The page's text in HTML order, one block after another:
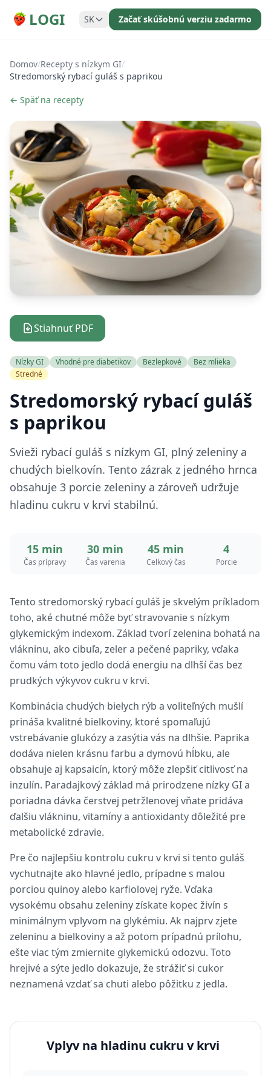
LOGI SK Začať skúšobnú verziu zadarmo
Domov/Recepty s nízkym GI/
Stredomorský rybací guláš s paprikou
← Späť na recepty
Stiahnuť PDF
Nízky GI Vhodné pre diabetikov Bezlepkové
Bez mlieka
Stredné
Stredomorský rybací guláš
s paprikou
Svieži rybací guláš s nízkym GI, plný zeleniny a
chudých bielkovín. Tento zázrak z jedného hrnca
obsahuje 3 porcie zeleniny a zároveň udržuje
hladinu cukru v krvi stabilnú.
15 min
Čas prípravy
30 min
Čas varenia
45 min
Celkový čas
4
Porcie
Tento stredomorský rybací guláš je skvelým príkladom
toho, aké chutné môže byť stravovanie s nízkym
glykemickým indexom. Základ tvorí zelenina bohatá na
vlákninu, ako cibuľa, zeler a pečené papriky, vďaka
čomu vám toto jedlo dodá energiu na dlhší čas bez
prudkých výkyvov cukru v krvi.
Kombinácia chudých bielych rýb a voliteľných mušlí
prináša kvalitné bielkoviny, ktoré spomaľujú
vstrebávanie glukózy a zasýtia vás na dlhšie. Paprika
dodáva nielen krásnu farbu a dymovú hĺbku, ale
obsahuje aj kapsaicín, ktorý môže zlepšiť citlivosť na
inzulín. Paradajkový základ má prirodzene nízky GI a
poriadna dávka čerstvej petržlenovej vňate pridáva
ďalšiu vlákninu, vitamíny a antioxidanty dôležité pre
metabolické zdravie.
Pre čo najlepšiu kontrolu cukru v krvi si tento guláš
vychutnajte ako hlavné jedlo, prípadne s malou
porciou quinoy alebo karfiolovej ryže. Vďaka
vysokému obsahu zeleniny získate kopec živín s
minimálnym vplyvom na glykémiu. Ak najprv zjete
zeleninu a bielkoviny a až potom prípadnú prílohu,
ešte viac tým zmiernite glykemickú odozvu. Toto
hrejivé a sýte jedlo dokazuje, že strážiť si cukor
neznamená vzdať sa chuti alebo pôžitku z jedla.
Vplyv na hladinu cukru v krvi